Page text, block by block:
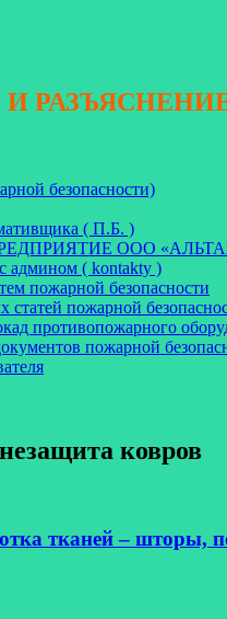
безопасности)
( П.Б. )
ООО
админом ( kontakty )
пожарной безопасности
пожарной
противопожарного
пожарной
ковров
тканей – шторы,